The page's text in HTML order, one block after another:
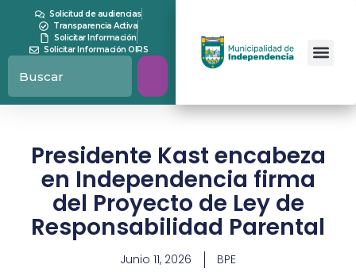
Solicitud de audiencias
Transparencia Activa
Solicitar Información
Solicitar Información OIRS
Presidente Kast encabeza
en Independencia firma
del Proyecto de Ley de
Responsabilidad Parental
Junio 11, 2026 BPE